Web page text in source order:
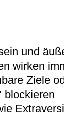
und
wirken
Ziele
blockieren